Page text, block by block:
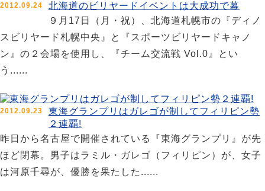
2012.09.24
北海道のビリヤードイベントは大成功で幕
９月17日（月・祝）、北海道札幌市の『ディノ
スビリヤード札幌中央』と『スポーツビリヤードキャノ
ン』の２会場を使用し、『チーム交流戦 Vol.0』とい
う......
2012.09.23
東海グランプリはガレゴが制してフィリピン勢
２連覇!
昨日から名古屋で開催されている『東海グランプリ』が先
ほど閉幕。男子はラミル・ガレゴ（フィリピン）が、女子
は河原千尋が、優勝を果たした......